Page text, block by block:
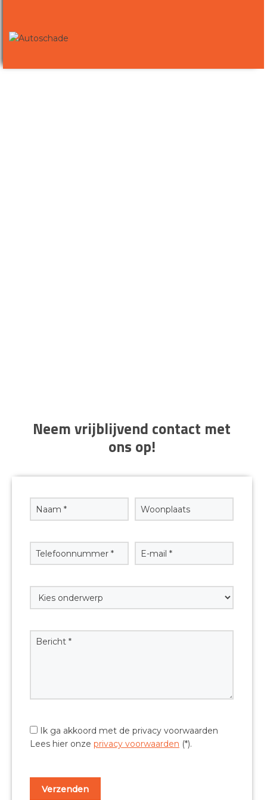
Neem vrijblijvend contact met
ons op!
Ik ga akkoord met de privacy voorwaarden
Lees hier onze privacy voorwaarden (*).